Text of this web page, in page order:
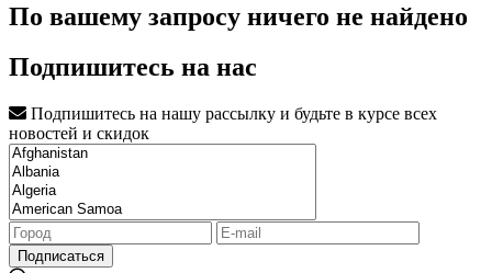
По вашему запросу ничего не найдено
Подпишитесь на нас
Подпишитесь на нашу рассылку и будьте в курсе всех
новостей и скидок
Подписаться